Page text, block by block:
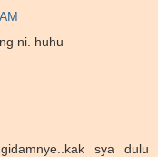
ni. huhu
sya dulu